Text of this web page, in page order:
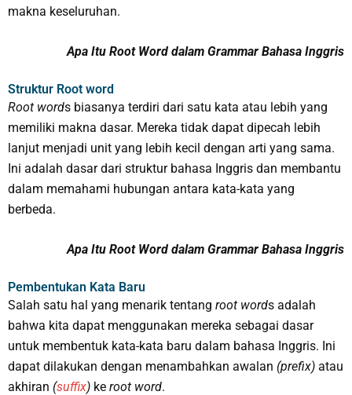
makna keseluruhan.
Apa Itu Root Word dalam Grammar Bahasa Inggris
Struktur Root word
Root words biasanya terdiri dari satu kata atau lebih yang
memiliki makna dasar. Mereka tidak dapat dipecah lebih
lanjut menjadi unit yang lebih kecil dengan arti yang sama.
Ini adalah dasar dari struktur bahasa Inggris dan membantu
dalam memahami hubungan antara kata-kata yang
berbeda.
Apa Itu Root Word dalam Grammar Bahasa Inggris
Pembentukan Kata Baru
Salah satu hal yang menarik tentang root words adalah
bahwa kita dapat menggunakan mereka sebagai dasar
untuk membentuk kata-kata baru dalam bahasa Inggris. Ini
dapat dilakukan dengan menambahkan awalan (prefix) atau
akhiran (suffix) ke root word.